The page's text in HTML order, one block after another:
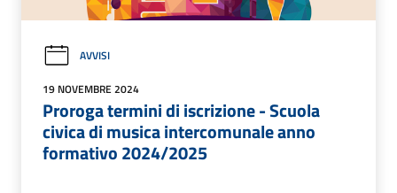
AVVISI
19 NOVEMBRE 2024
Proroga termini di iscrizione - Scuola
civica di musica intercomunale anno
formativo 2024/2025